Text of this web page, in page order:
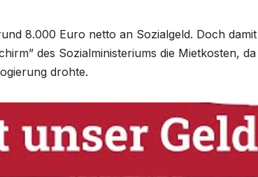
8.000 Euro netto an Sozialgeld. Doch damit
des Sozialministeriums die Mietkosten, da
drohte.